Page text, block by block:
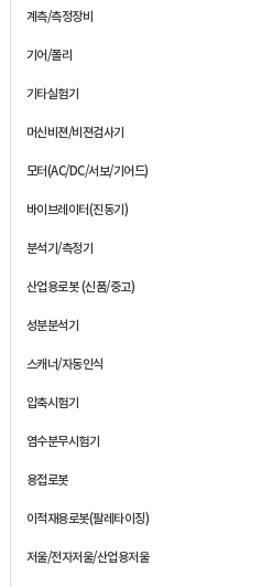
계측/측정장비
기어/폴리
기타실험기
머신비젼/비젼검사기
모터(AC/DC/서보/기어드)
바이브레이터(진동기)
분석기/측정기
산업용로봇 (신품/중고)
성분분석기
스캐너/자동인식
압축시험기
염수분무시험기
용접로봇
이적재용로봇(팔레타이징)
저울/전자저울/산업용저울